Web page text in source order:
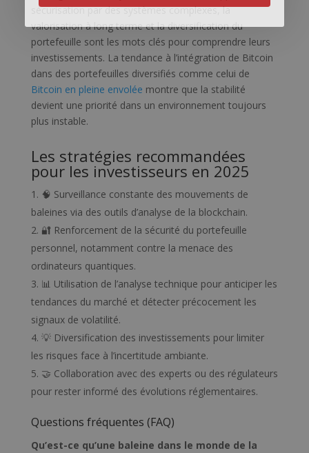
sécurisation par des systèmes complexes, la
valorisation à long terme et la diversification du
portefeuille sont les mots clés pour comprendre leurs
investissements. La tendance à l’intégration de Bitcoin
dans des portefeuilles diversifiés comme celui de
Bitcoin en pleine envolée montre que la stabilité
devient une priorité dans un environnement toujours
plus instable.
Les stratégies recommandées
pour les investisseurs en 2025
🧠 Surveillance constante des mouvements de
baleines via des outils d’analyse de la blockchain.
🔐 Renforcement de la sécurité du portefeuille
personnel, notamment contre la menace des
ordinateurs quantiques.
📊 Utilisation de l’analyse technique pour anticiper les
tendances du marché et détecter précocement les
signaux de volatilité.
💡 Diversification des investissements pour limiter
les risques face à l’incertitude ambiante.
🤝 Collaboration avec des experts ou des régulateurs
pour rester informé des évolutions réglementaires.
Questions fréquentes (FAQ)
Qu’est-ce qu’une baleine dans le monde de la